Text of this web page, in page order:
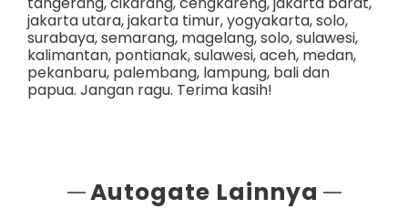
jakarta utara,jakarta timur,yogyakarta,solo,
surabaya,semarang, magelang,solo,sulawesi,
kalimantan, pontianak,sulawesi,aceh, medan,
pekanbaru, palembang, lampung, balidan
papua. Jangan ragu. Terima kasih!
Autogate Lainnya